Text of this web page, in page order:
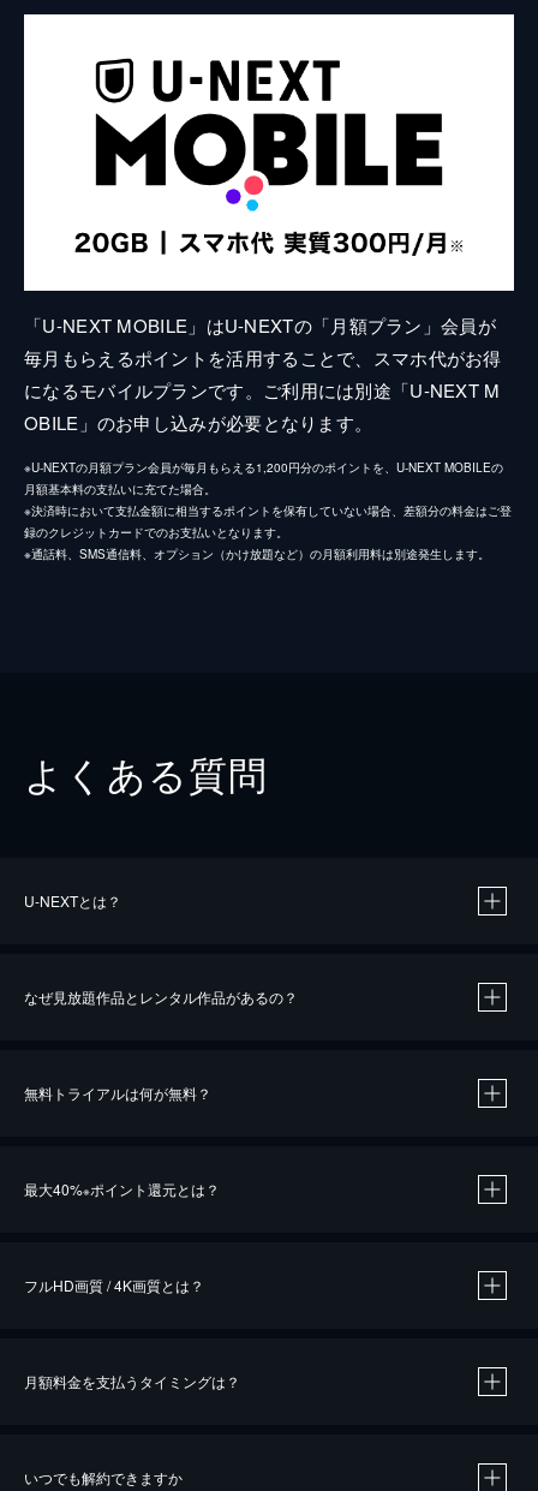
「U-NEXT MOBILE」はU-NEXTの「月額プラン」会員が
毎月もらえるポイントを活用することで、スマホ代がお得
になるモバイルプランです。ご利用には別途「U-NEXT M
OBILE」のお申し込みが必要となります。
※U-NEXTの月額プラン会員が毎月もらえる1,200円分のポイントを、U-NEXT MOBILEの
月額基本料の支払いに充てた場合。
※決済時において支払金額に相当するポイントを保有していない場合、差額分の料金はご登
録のクレジットカードでのお支払いとなります。
※通話料、SMS通信料、オプション（かけ放題など）の月額利用料は別途発生します。
よくある質問
U-NEXTとは？
なぜ見放題作品とレンタル作品があるの？
無料トライアルは何が無料？
最大40%※ポイント還元とは？
※40％ポイント還元の対象は、クレジットカード決済による作品の購入 / レンタルです。
iOSアプリのUコイン決済による作品の購入 / レンタルは、20％のポイント還元です。
フルHD画質 / 4K画質とは？
月額料金を支払うタイミングは？
いつでも解約できますか